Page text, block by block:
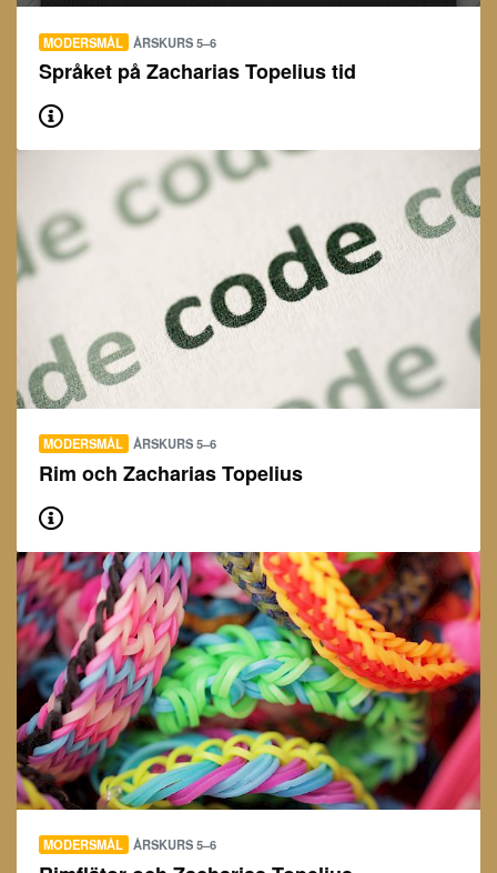
MODERSMÅL ÅRSKURS 5–6
Språket på Zacharias Topelius tid
MODERSMÅL ÅRSKURS 5–6
Rim och Zacharias Topelius
MODERSMÅL ÅRSKURS 5–6